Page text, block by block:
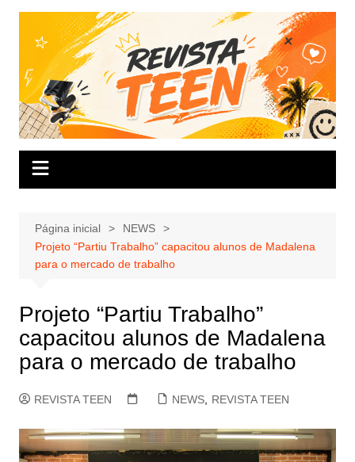
conteúdo
Página inicial
NEWS
Projeto “Partiu Trabalho” capacitou alunos de Madalena
para o mercado de trabalho
Projeto “Partiu Trabalho”
capacitou alunos de Madalena
para o mercado de trabalho
REVISTA TEEN NEWS, REVISTA TEEN